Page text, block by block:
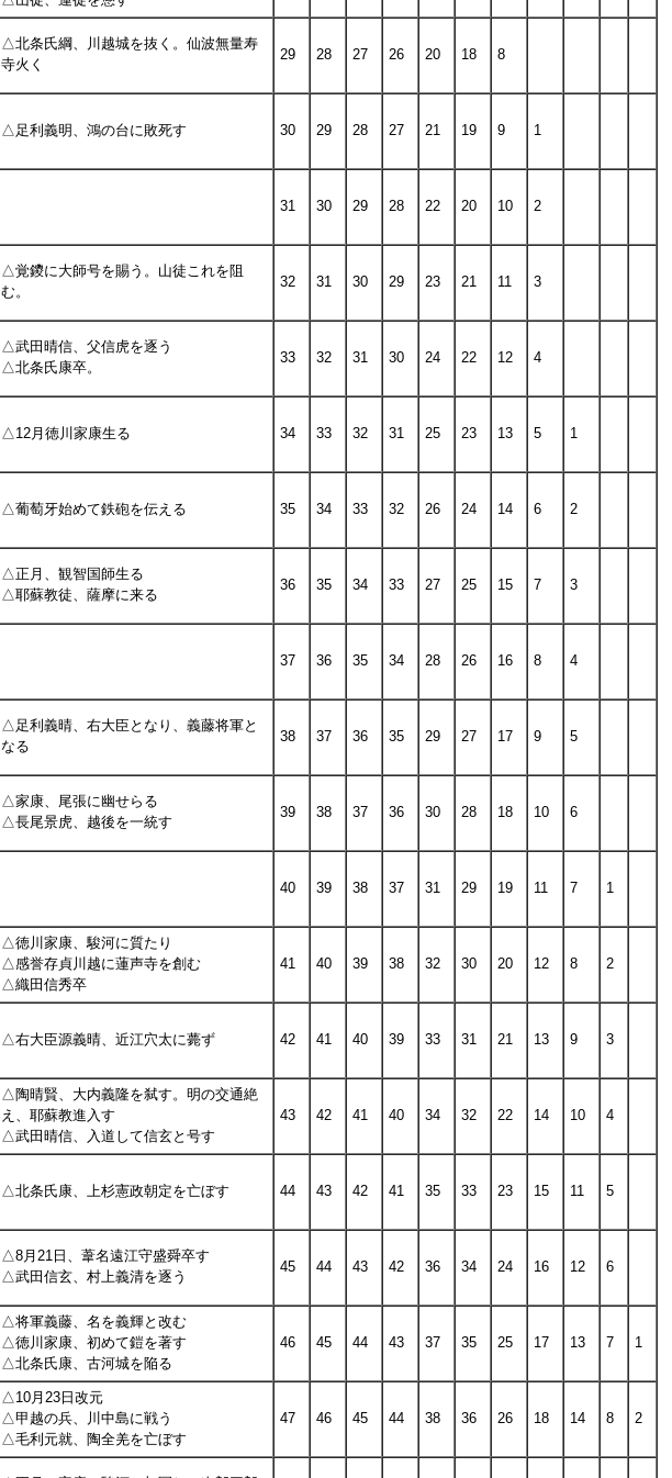
△北条氏綱、川越城を抜く。仙波無量寿
寺火く
29 28 27 26 20 18 8
△足利義明、鴻の台に敗死す 30 29 28 27 21 19 9 1
31 30 29 28 22 20 10 2
△覚鑁に大師号を賜う。山徒これを阻
む。
32 31 30 29 23 21 11 3
△武田晴信、父信虎を逐う
△北条氏康卒。
33 32 31 30 24 22 12 4
△12月徳川家康生る 34 33 32 31 25 23 13 5 1
△葡萄牙始めて鉄砲を伝える 35 34 33 32 26 24 14 6 2
△正月、観智国師生る
△耶蘇教徒、薩摩に来る
36 35 34 33 27 25 15 7 3
37 36 35 34 28 26 16 8 4
△足利義晴、右大臣となり、義藤将軍と
なる
38 37 36 35 29 27 17 9 5
△家康、尾張に幽せらる
△長尾景虎、越後を一統す
39 38 37 36 30 28 18 10 6
40 39 38 37 31 29 19 11 7 1
△徳川家康、駿河に質たり
△感誉存貞川越に蓮声寺を創む
△織田信秀卒
41 40 39 38 32 30 20 12 8 2
△右大臣源義晴、近江穴太に薨ず 42 41 40 39 33 31 21 13 9 3
△陶晴賢、大内義隆を弑す。明の交通絶
え、耶蘇教進入す
△武田晴信、入道して信玄と号す
43 42 41 40 34 32 22 14 10 4
△北条氏康、上杉憲政朝定を亡ぼす 44 43 42 41 35 33 23 15 11 5
△8月21日、葦名遠江守盛舜卒す
△武田信玄、村上義清を逐う
45 44 43 42 36 34 24 16 12 6
△将軍義藤、名を義輝と改む
△徳川家康、初めて鎧を著す
△北条氏康、古河城を陥る
46 45 44 43 37 35 25 17 13 7 1
△10月23日改元
△甲越の兵、川中島に戦う
△毛利元就、陶全羌を亡ぼす
47 46 45 44 38 36 26 18 14 8 2